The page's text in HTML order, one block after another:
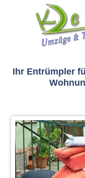
Ihr Entrümpler